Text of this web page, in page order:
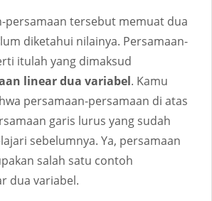
persamaan tersebut memuat dua
diketahui nilainya. Persamaan-
itulah yang dimaksud
linear dua variabel. Kamu
persamaan-persamaan di atas
garis lurus yang sudah
sebelumnya. Ya, persamaan
salah satu contoh
dua variabel.